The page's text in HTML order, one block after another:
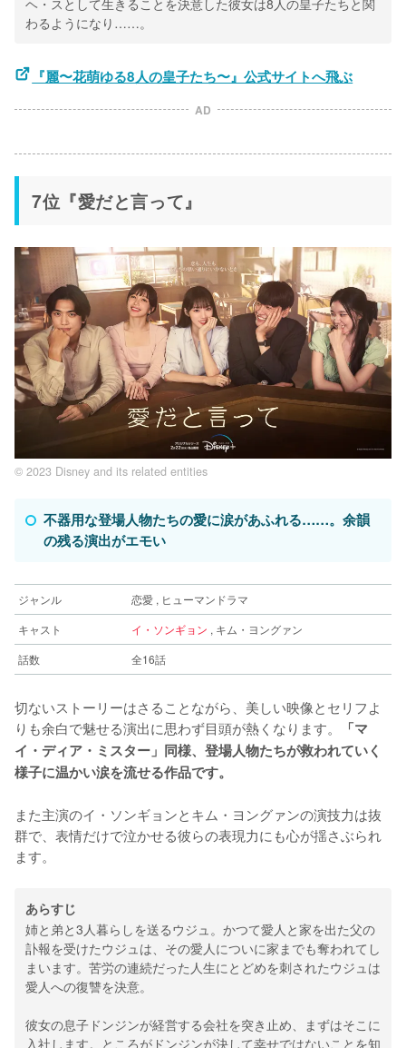
ヘ・スとして生きることを決意した彼女は8人の皇子たちと関
わるようになり……。
『麗〜花萌ゆる8人の皇子たち〜』公式サイトへ飛ぶ
AD
7位『愛だと言って』
© 2023 Disney and its related entities
不器用な登場人物たちの愛に涙があふれる……。余韻
の残る演出がエモい
ジャンル
恋愛 , ヒューマンドラマ
キャスト
イ・ソンギョン , キム・ヨングァン
話数
全16話
切ないストーリーはさることながら、美しい映像とセリフよ
りも余白で魅せる演出に思わず目頭が熱くなります。
「マ
イ・ディア・ミスター」同様、登場人物たちが救われていく
様子に温かい涙を流せる作品です。
また主演のイ・ソンギョンとキム・ヨングァンの演技力は抜
群で、表情だけで泣かせる彼らの表現力にも心が揺さぶられ
ます。
あらすじ
姉と弟と3人暮らしを送るウジュ。かつて愛人と家を出た父の
訃報を受けたウジュは、その愛人についに家までも奪われてし
まいます。苦労の連続だった人生にとどめを刺されたウジュは
愛人への復讐を決意。
彼女の息子ドンジンが経営する会社を突き止め、まずはそこに
入社します。ところがドンジンが決して幸せではないことを知